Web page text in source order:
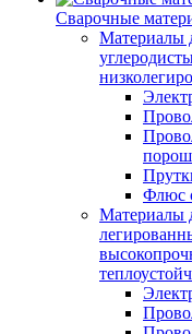
Сварочные
Материалы
Флюс
Материалы